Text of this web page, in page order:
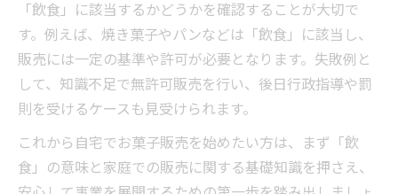
飲食事業で守るべき食品衛生法の基礎
飲食販売で注意したい法的リスクの回避
飲食店営業許可の衛生基準と確認事項
飲食事業開始前に必要な衛生管理とは
飲食の安全性を確保する日常管理の工夫
飲食店許可が必要な理由と罰則リスクを知る
「飲食」に該当するかどうかを確認することが大切で
す。例えば、焼き菓子やパンなどは「飲食」に該当し、
販売には一定の基準や許可が必要となります。失敗例と
して、知識不足で無許可販売を行い、後日行政指導や罰
則を受けるケースも見受けられます。
これから自宅でお菓子販売を始めたい方は、まず「飲
食」の意味と家庭での販売に関する基礎知識を押さえ、